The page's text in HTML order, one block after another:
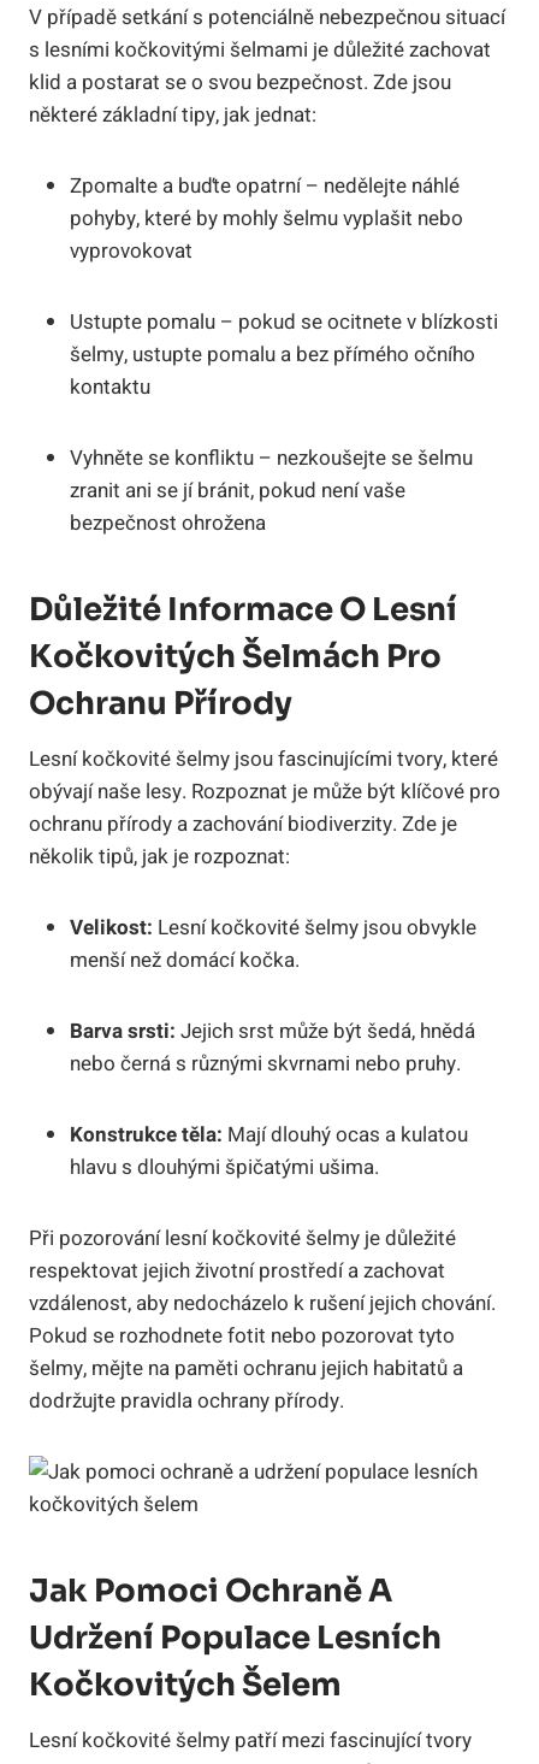
V případě setkání s potenciálně nebezpečnou situací
s lesními kočkovitými šelmami je důležité zachovat
klid a postarat se o svou bezpečnost. Zde jsou
některé základní tipy, jak jednat:
Zpomalte a buďte opatrní – nedělejte náhlé
pohyby, které by mohly šelmu vyplašit nebo
vyprovokovat
Ustupte pomalu – pokud se ocitnete v blízkosti
šelmy, ustupte pomalu a bez přímého očního
kontaktu
Vyhněte se konfliktu – nezkoušejte se šelmu
zranit ani se jí bránit, pokud není vaše
bezpečnost ohrožena
Důležité Informace O Lesní
Kočkovitých Šelmách Pro
Ochranu Přírody
Lesní kočkovité šelmy jsou fascinujícími tvory, které
obývají naše lesy. Rozpoznat je může být klíčové pro
ochranu přírody a zachování biodiverzity. Zde je
několik tipů, jak je rozpoznat:
Velikost: Lesní kočkovité šelmy jsou obvykle
menší než domácí kočka.
Barva srsti: Jejich srst může být šedá, hnědá
nebo černá s různými skvrnami nebo pruhy.
Konstrukce těla: Mají dlouhý ocas a kulatou
hlavu s dlouhými špičatými ušima.
Při pozorování lesní kočkovité šelmy je důležité
respektovat jejich životní prostředí a zachovat
vzdálenost, aby nedocházelo k rušení jejich chování.
Pokud se rozhodnete fotit nebo pozorovat tyto
šelmy, mějte na paměti ochranu jejich habitatů a
dodržujte pravidla ochrany přírody.
Jak Pomoci Ochraně A
Udržení Populace Lesních
Kočkovitých Šelem
Lesní kočkovité šelmy patří mezi fascinující tvory